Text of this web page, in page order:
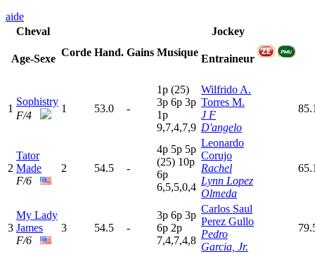
aide
Cheval
Age-Sexe
Corde Hand. Gains Musique
Jockey
Entraineur
1
Sophistry
F/4
1 53.0 -
1p (25)
3p 6p 3p
1p
9,7,4,7,9
Wilfrido A.
Torres M.
J F
D'angelo
2
Tator
Made
F/6
2 54.5 -
4p 5p 5p
(25) 10p
6p
6,5,5,0,4
Leonardo
Corujo
Rachel
Lynn Lopez
Olmeda
3
My Lady
James
F/6
3 54.5 -
3p 6p 3p
6p 2p
7,4,7,4,8
Carlos Saul
Perez Gullo
Pedro
Garcia, Jr.